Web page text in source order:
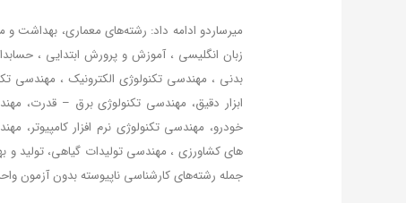
میرساردو ادامه داد: رشته‌های معماری، بهداشت
زبان انگلیسی ، آموزش و پرورش ابتدایی ،
بدنی ، مهندسی تکنولوژی الکترونیک ، مهندسی
ابزار دقیق، مهندسی تکنولوژی برق – قدرت،
خودرو، مهندسی تکنولوژی نرم افزار
های کشاورزی ، مهندسی تولیدات گیاهی، تولید و
جمله رشته‌های کارشناسی ناپیوسته بدون آزمون